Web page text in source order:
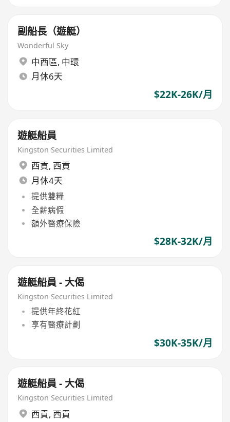
副船長（遊艇）
Wonderful Sky
中西區, 中環
月休6天
$22K-26K/月
遊艇船員
Kingston Securities Limited
西貢, 西貢
月休4天
提供雙糧
全薪病假
額外醫療保險
$28K-32K/月
遊艇船員 - 大偈
Kingston Securities Limited
提供年終花紅
享有醫療計劃
$30K-35K/月
遊艇船員 - 大偈
Kingston Securities Limited
西貢, 西貢